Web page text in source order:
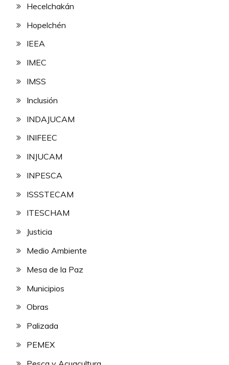
Hecelchakán
Hopelchén
IEEA
IMEC
IMSS
Inclusión
INDAJUCAM
INIFEEC
INJUCAM
INPESCA
ISSSTECAM
ITESCHAM
Justicia
Medio Ambiente
Mesa de la Paz
Municipios
Obras
Palizada
PEMEX